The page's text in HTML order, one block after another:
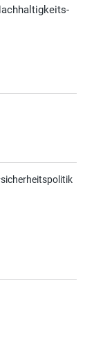
sicherheitspolitik